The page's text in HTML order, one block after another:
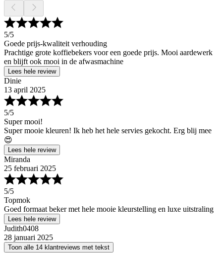
5/5
Goede prijs-kwaliteit verhouding
Prachtige grote koffiebekers voor een goede prijs. Mooi aardewerk
en blijft ook mooi in de afwasmachine
Lees hele review
Dinie
13 april 2025
5/5
Super mooi!
Super mooie kleuren! Ik heb het hele servies gekocht. Erg blij mee
😍
Lees hele review
Miranda
25 februari 2025
5/5
Topmok
Goed formaat beker met hele mooie kleurstelling en luxe uitstraling
Lees hele review
Judith0408
28 januari 2025
Toon alle 14 klantreviews met tekst